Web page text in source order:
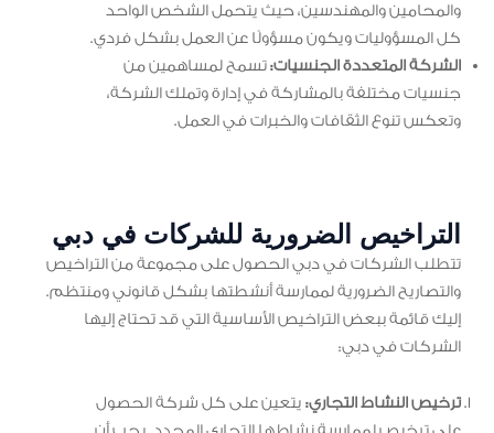
والمحامين والمهندسين، حيث يتحمل الشخص الواحد
كل المسؤوليات ويكون مسؤولًا عن العمل بشكل فردي.
الشركة المتعددة الجنسيات:تسمح لمساهمين من
جنسيات مختلفة بالمشاركة في إدارة وتملك الشركة،
وتعكس تنوع الثقافات والخبرات في العمل.
التراخيص الضرورية للشركات في دبي
تتطلب الشركات في دبي الحصول على مجموعة من التراخيص
والتصاريح الضرورية لممارسة أنشطتها بشكل قانوني ومنتظم.
إليك قائمة ببعض التراخيص الأساسية التي قد تحتاج إليها
الشركات في دبي:
ترخيص النشاط التجاري: يتعين على كل شركة الحصول